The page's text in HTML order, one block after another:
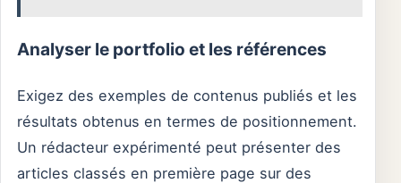
Analyser le portfolio et les références
Exigez des exemples de contenus publiés et les
résultats obtenus en termes de positionnement.
Un rédacteur expérimenté peut présenter des
articles classés en première page sur des